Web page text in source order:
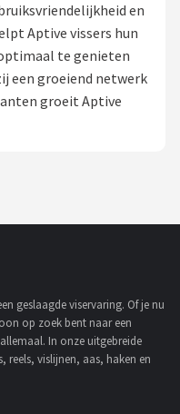
en
Aptive vissers hun
te genieten
een groeiend netwerk
groeit Aptive
geslaagde viservaring. Of je nu
op zoek bent naar een
In onze uitgebreide
reels, vislijnen, aas, haken en